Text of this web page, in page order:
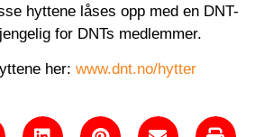
hyttene låses opp med en DNT-
for DNTs medlemmer.
her: www.dnt.no/hytter